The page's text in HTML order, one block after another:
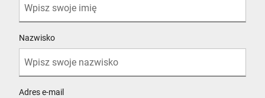
Nazwisko
Adres e-mail